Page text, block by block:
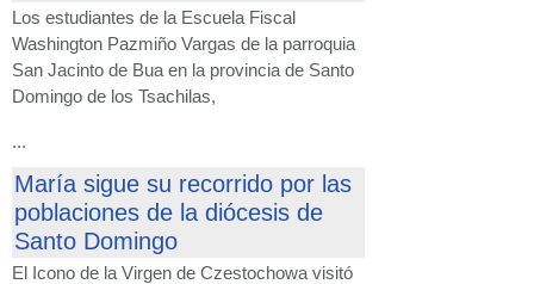
Los estudiantes de la Escuela Fiscal
Washington Pazmiño Vargas de la parroquia
San Jacinto de Bua en la provincia de Santo
Domingo de los Tsachilas,
...
María sigue su recorrido por las
poblaciones de la diócesis de
Santo Domingo
El Icono de la Virgen de Czestochowa visitó